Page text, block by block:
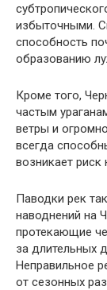
избыточными.
способность
образованию
Кроме того,
частым
ветры и
всегда
возникает
Паводки рек
наводнений на
протекающие
за длительных
Неправильное
от сезонных